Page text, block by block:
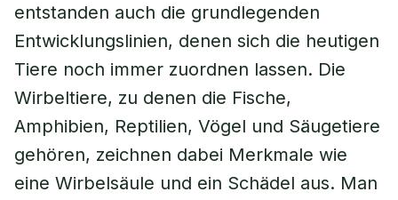
entstanden auch die grundlegenden
Entwicklungslinien, denen sich die heutigen
Tiere noch immer zuordnen lassen. Die
Wirbeltiere, zu denen die Fische,
Amphibien, Reptilien, Vögel und Säugetiere
gehören, zeichnen dabei Merkmale wie
eine Wirbelsäule und ein Schädel aus. Man